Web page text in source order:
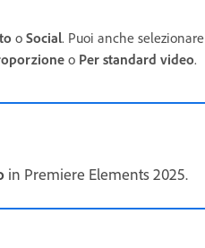
o Social. Puoi anche selezionare
o Per standard video.
in Premiere Elements 2025.